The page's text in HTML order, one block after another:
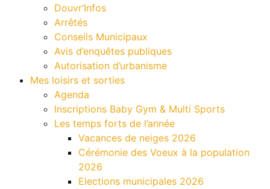
Douvr’Infos
Arrêtés
Conseils Municipaux
Avis d’enquêtes publiques
Autorisation d’urbanisme
Mes loisirs et sorties
Agenda
Inscriptions Baby Gym & Multi Sports
Les temps forts de l’année
Vacances de neiges 2026
Cérémonie des Voeux à la population
2026
Elections municipales 2026